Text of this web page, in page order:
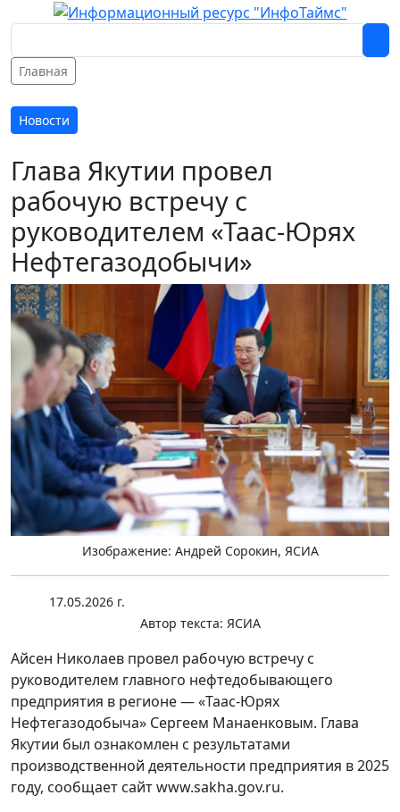
Главная
Новости
Глава Якутии провел
рабочую встречу с
руководителем «Таас-Юрях
Нефтегазодобычи»
Изображение: Андрей Сорокин, ЯСИА
17.05.2026 г.
Автор текста: ЯСИА
Айсен Николаев провел рабочую встречу с
руководителем главного нефтедобывающего
предприятия в регионе — «Таас-Юрях
Нефтегазодобыча» Сергеем Манаенковым. Глава
Якутии был ознакомлен с результатами
производственной деятельности предприятия в 2025
году, сообщает сайт www.sakha.gov.ru.